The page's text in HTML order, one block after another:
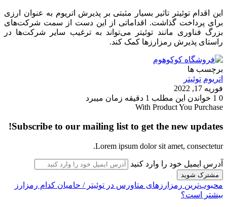
این اقدام توئیتر تاثیر بسیار مثبتی بر پذیرش اتریوم به عنوان ارزی
برای پرداخت گذاشت. اقداماتی از این دست از سمت شرکت‌های
بزرگ فناوری مانند توئیتر می‌تواند به ترغیب سایر شرکت‌ها در
راستای پذیرش رمزارزها کمک کند.
برچسب ها
اتریوم توئیتر
فوریه 17, 2022
0
خواندن این مطلب 1 دقیقه زمان میبرد
With Product You Purchase
Subscribe to our mailing list to get the new updates!
Lorem ipsum dolor sit amet, consectetur.
آدرس ایمیل خود را وارد کنید
محبوب‌ترین رمزارزهای متاورس در توئیتر / حامیان کدام رمزارز
بیشتر است؟